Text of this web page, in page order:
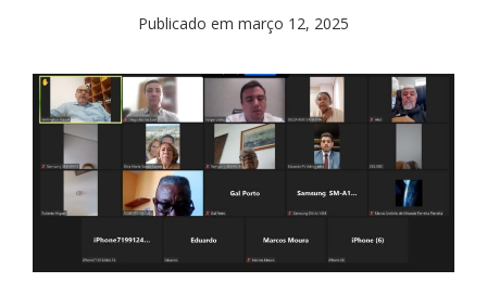
Publicado em março 12, 2025